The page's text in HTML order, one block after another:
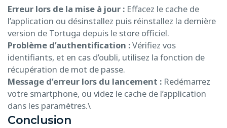
Erreur lors de la mise à jour : Effacez le cache de
l’application ou désinstallez puis réinstallez la dernière
version de Tortuga depuis le store officiel.
Problème d’authentification :Vérifiez vos
identifiants, et en cas d’oubli, utilisez la fonction de
récupération de mot de passe.
Message d’erreur lors du lancement : Redémarrez
votre smartphone, ou videz le cache de l’application
dans les paramètres.\
Conclusion